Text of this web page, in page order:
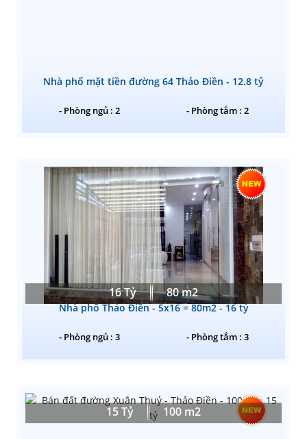
Nhà phố mặt tiền đường 64 Thảo Điền - 12.8 tỷ
- Phòng ngủ : 2 - Phòng tắm : 2
16 Tỷ 80 m2
Nhà phố Thảo Điền - 5x16 = 80m2 - 16 tỷ
- Phòng ngủ : 3 - Phòng tắm : 3
15 Tỷ 100 m2